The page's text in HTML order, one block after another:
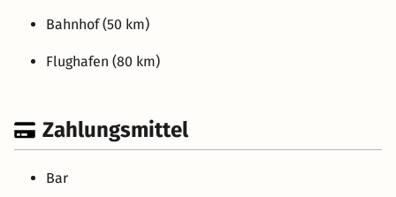
Bahnhof (50 km)
Flughafen (80 km)
Zahlungsmittel
Bar